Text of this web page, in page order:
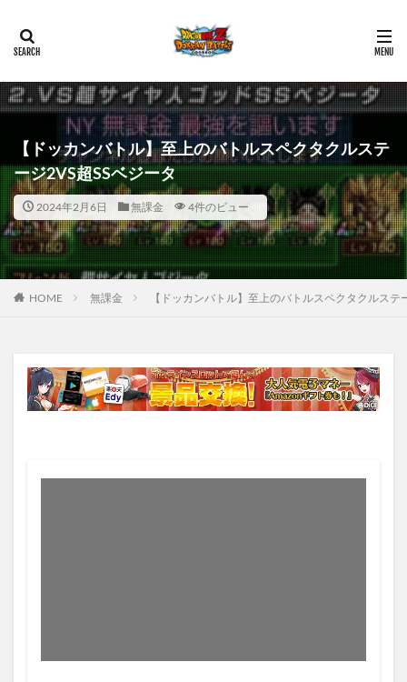
【ドッカンバトル】至上のバトルスペクタクルステ
ージ2VS超SSベジータ
2024年2月6日 無課金 4件のビュー
HOME 無課金 【ドッカンバトル】至上のバトルスペクタクルステ